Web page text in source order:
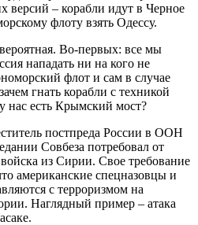
версий – корабли идут в Черное
флоту взять Одессу.
Во-первых: все мы
нападать ни на кого не
флот и сам в случае
гнать корабли с техникой
нас есть Крымский мост?
постпреда России в ООН
Совбеза потребовал от
из Сирии. Свое требование
американские спецназовцы и
с терроризмом на
Наглядный пример – атака